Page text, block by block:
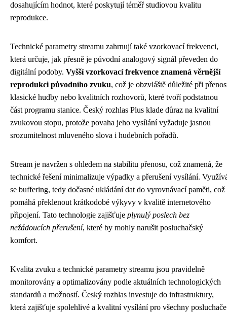
dosahujícím hodnot, které poskytují téměř studiovou kvalitu
reprodukce.
Technické parametry streamu zahrnují také vzorkovací frekvenci,
která určuje, jak přesně je původní analogový signál převeden do
digitální podoby. Vyšší vzorkovací frekvence znamená věrnější
reprodukci původního zvuku, což je obzvláště důležité při
klasické hudby nebo kvalitních rozhovorů, které tvoří podstatnou
část programu stanice. Český rozhlas Plus klade důraz na kvalitní
zvukovou stopu, protože povaha jeho vysílání vyžaduje jasnou
srozumitelnost mluveného slova i hudebních pořadů.
Stream je navržen s ohledem na stabilitu přenosu, což znamená, že
technické řešení minimalizuje výpadky a přerušení vysílání.
se buffering, tedy dočasné ukládání dat do vyrovnávací paměti, což
pomáhá překlenout krátkodobé výkyvy v kvalitě internetového
připojení. Tato technologie zajišťuje plynulý poslech bez
nežádoucích přerušení, které by mohly narušit posluchačský
komfort.
Kvalita zvuku a technické parametry streamu jsou pravidelně
monitorovány a optimalizovány podle aktuálních technologických
standardů a možností. Český rozhlas investuje do infrastruktury,
která zajišťuje spolehlivé a kvalitní vysílání pro všechny posluchače